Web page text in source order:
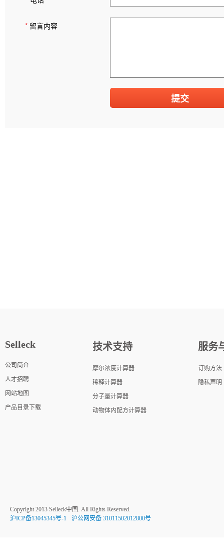
* 留言内容
Selleck
公司简介
人才招聘
网站地图
产品目录下载
技术支持
摩尔浓度计算器
稀释计算器
分子量计算器
动物体内配方计算器
服务
订购方法
隐私声明
Copyright 2013 Selleck中国. All Rights Reserved.
沪ICP备13045345号-1
沪公网安备 31011502012800号